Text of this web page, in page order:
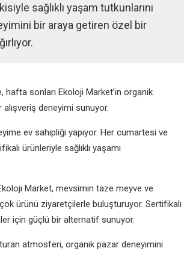
sağlıklı yaşam tutkunlarını
bir araya getiren özel bir
sonları Ekoloji Market’in organik
deneyimi sunuyor.
ev sahipliği yapıyor. Her cumartesi ve
ürünleriyle sağlıklı yaşamı
Market, mevsimin taze meyve ve
ürünü ziyaretçilerle buluşturuyor. Sertifikalı
için güçlü bir alternatif sunuyor.
atmosferi, organik pazar deneyimini